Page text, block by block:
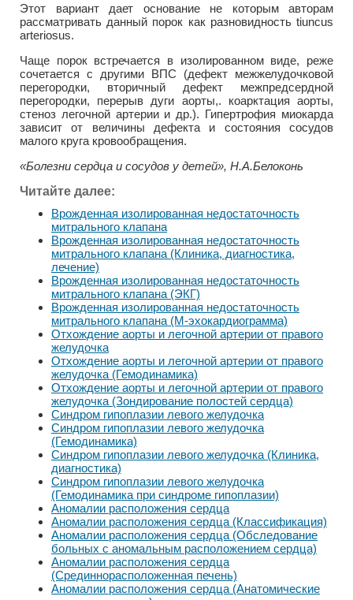
Этот вариант дает основание не которым авторам
рассматривать данный порок как разновидность tiuncus
arteriosus.
Чаще порок встречается в изолированном виде, реже
сочетается с другими ВПС (дефект межжелудочковой
перегородки, вторичный дефект межпредсердной
перегородки, перерыв дуги аорты,. коарктация аорты,
стеноз легочной артерии и др.). Гипертрофия миокарда
зависит от величины дефекта и состояния сосудов
малого круга кровообращения.
«Болезни сердца и сосудов у детей», Н.А.Белоконь
Читайте далее:
Врожденная изолированная недостаточность
митрального клапана
Врожденная изолированная недостаточность
митрального клапана (Клиника, диагностика,
лечение)
Врожденная изолированная недостаточность
митрального клапана (ЭКГ)
Врожденная изолированная недостаточность
митрального клапана (М-эхокардиограмма)
Отхождение аорты и легочной артерии от правого
желудочка
Отхождение аорты и легочной артерии от правого
желудочка (Гемодинамика)
Отхождение аорты и легочной артерии от правого
желудочка (Зондирование полостей сердца)
Синдром гипоплазии левого желудочка
Синдром гипоплазии левого желудочка
(Гемодинамика)
Синдром гипоплазии левого желудочка (Клиника,
диагностика)
Синдром гипоплазии левого желудочка
(Гемодинамика при синдроме гипоплазии)
Аномалии расположения сердца
Аномалии расположения сердца (Классификация)
Аномалии расположения сердца (Обследование
больных с аномальным расположением сердца)
Аномалии расположения сердца
(Срединнорасположенная печень)
Аномалии расположения сердца (Анатомические